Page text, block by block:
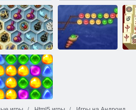
Мастер
гончарного
дела
Сокровища
мистического
моря